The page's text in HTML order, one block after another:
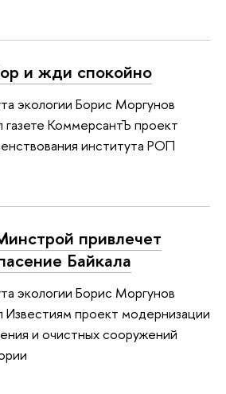
и жди спокойно
экологии Борис Моргунов
КоммерсантЪ проект
института РОП
привлечет
Байкала
экологии Борис Моргунов
проект модернизации
и очистных сооружений